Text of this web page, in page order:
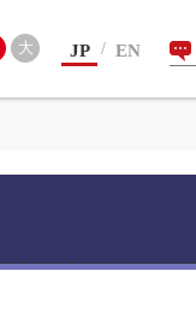
大 JP EN